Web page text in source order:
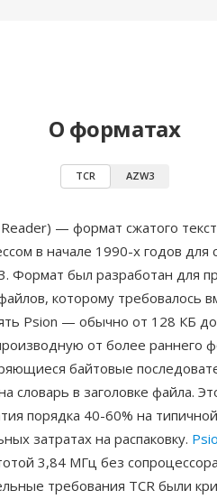
О форматах
TCR AZW3
— формат сжатого
в начале 1990-х годов для
Формат был разработан для
которому требовалось
Psion — обычно от 128 КБ
от более раннего
байтовые
словарь в заголовке файла.
порядка 40-60% на
затратах на распаковку.
3,84 МГц без
требования TCR были